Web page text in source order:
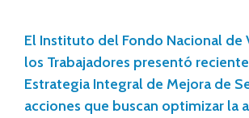
El Instituto del Fondo Nacional de
los Trabajadores presentó
Estrategia Integral de Mejora de
acciones que buscan optimizar la